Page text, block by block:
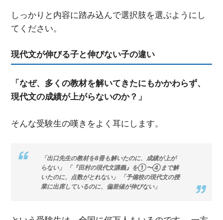
しっかりと内容に踏み込んで選択肢を選ぶようにし
てください。
現代文が伸びる子と伸びない子の違い
「なぜ、多くの教材を解いてきたにもかかわらず、
現代文の成績が上がらないのか？」
そんな受験生の嘆きをよく耳にします。
「出口先生の教材を8冊も解いたのに、成績が上が
らない」 「『田村の現代文講義』を①〜④まで解
いたのに、点数がとれない」 「予備校の現代文の授
業に出席しているのに、偏差値が伸びない」